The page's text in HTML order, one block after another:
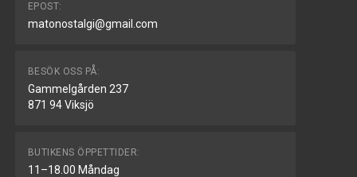
EPOST:
matonostalgi@gmail.com
BESÖK OSS PÅ:
Gammelgården 237
871 94 Viksjö
BUTIKENS ÖPPETTIDER:
11–18.00 Måndag